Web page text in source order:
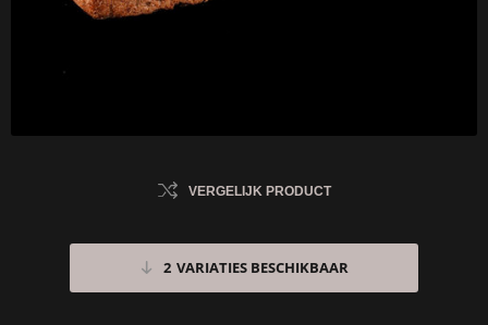
VERGELIJK PRODUCT
2 VARIATIES BESCHIKBAAR